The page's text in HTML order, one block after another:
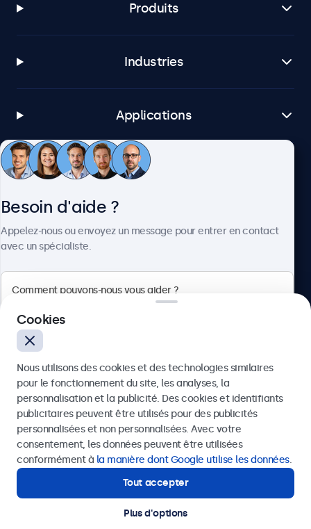
Produits
Industries
Applications
Service client
4.8/5 noté par 5000+ entreprises
Français
© 2026 Beetronics
Besoin d'aide ?
Appelez-nous ou envoyez un message pour entrer en contact
avec un spécialiste.
Envoyer
Ou appelez-nous au03 808 1603
Contactez nos spécialistes.
Cookies
Nous utilisons des cookies et des technologies similaires
pour le fonctionnement du site, les analyses, la
personnalisation et la publicité. Des cookies et identifiants
publicitaires peuvent être utilisés pour des publicités
personnalisées et non personnalisées. Avec votre
consentement, les données peuvent être utilisées
conformément à la manière dont Google utilise les données.
Tout accepter
Plus d'options